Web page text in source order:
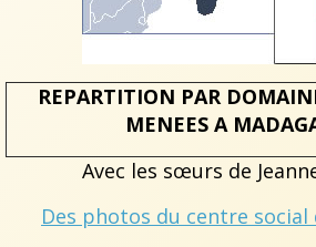
REPARTITION PAR
MENEES A
Avec les sœurs de
Des photos du centre